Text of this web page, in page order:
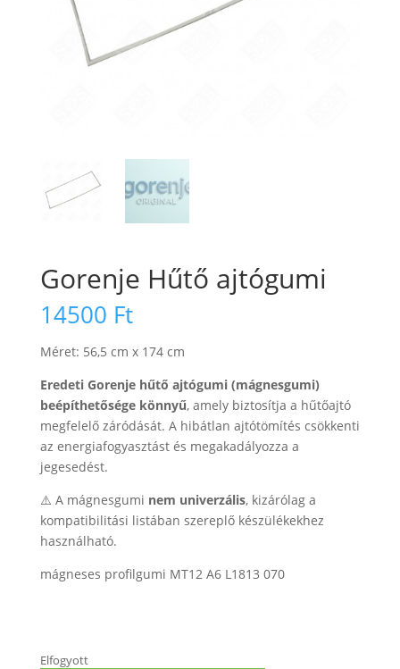
Gorenje Hűtő ajtógumi
14500 Ft
Méret: 56,5 cm x 174 cm
Eredeti Gorenje hűtő ajtógumi (mágnesgumi)
beépíthetősége könnyű, amely biztosítja a hűtőajtó
megfelelő záródását. A hibátlan ajtótömítés csökkenti
az energiafogyasztást és megakadályozza a
jegesedést.
⚠️ A mágnesgumi nem univerzális, kizárólag a
kompatibilitási listában szereplő készülékekhez
használható.
mágneses profilgumi MT12 A6 L1813 070
Elfogyott